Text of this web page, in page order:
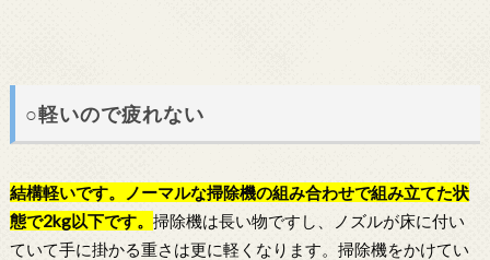
○軽いので疲れない
結構軽いです。ノーマルな掃除機の組み合わせで組み立てた状
態で2kg以下です。 掃除機は長い物ですし、ノズルが床に付い
ていて手に掛かる重さは更に軽くなります。掃除機をかけてい